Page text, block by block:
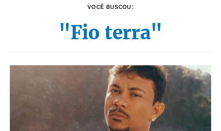
VOCÊ BUSCOU:
"Fio terra"